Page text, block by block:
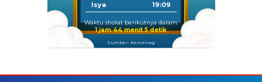
Isya 19:09
Waktu sholat berikutnya dalam:
1 jam 44 menit 4 detik
Sumber: Kemenag